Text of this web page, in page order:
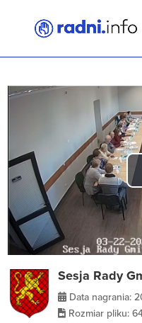
Sesja Rady
Data nagrania:
Rozmiar pliku: